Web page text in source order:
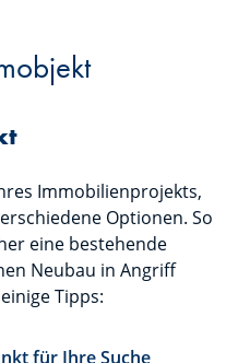
Immobilienprojekts,
Optionen. So
eine bestehende
Neubau in Angriff
Tipps:
für Ihre Suche